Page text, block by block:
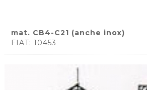
mat. CB4-C21 (anche inox)
FIAT: 10453